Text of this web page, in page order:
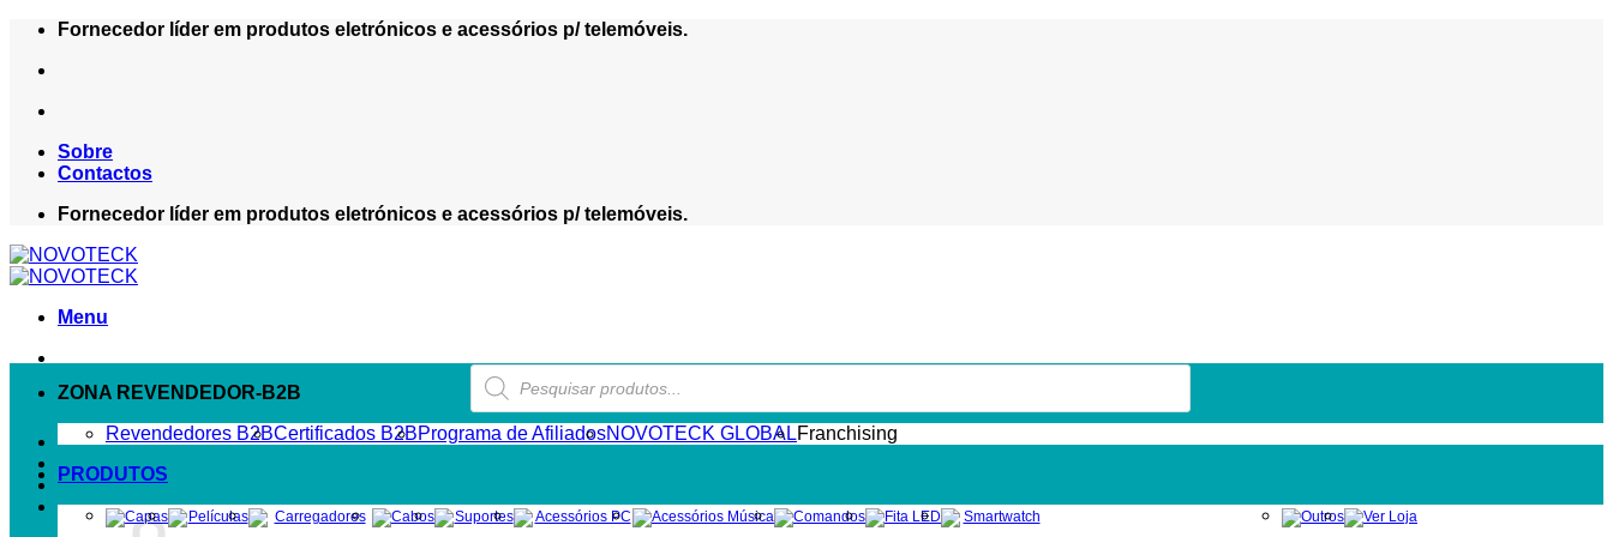
Skip
content
Fornecedor líder em produtos eletrónicos e acessórios p/ telemóveis.
Sobre
Contactos
Fornecedor líder em produtos eletrónicos e acessórios p/ telemóveis.
Menu
Products
search
ZONA REVENDEDOR-B2B
Revendedores B2BCertificados B2BPrograma de AfiliadosNOVOTECK GLOBALFranchising
PRODUTOS